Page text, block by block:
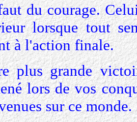
du courage.
lorsque tout
à l'action finale.
plus grande
lors de vos
sur ce monde.